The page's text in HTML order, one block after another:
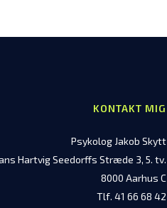
KONTAKT MIG
Psykolog Jakob Skytt
Hartvig Seedorffs Stræde 3, 5. tv.
8000 Aarhus C
Tlf. 41 66 68 42